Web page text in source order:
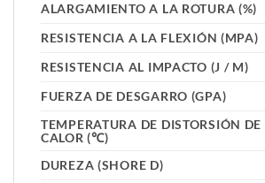
ALARGAMIENTO A LA ROTURA (%)
RESISTENCIA A LA FLEXIÓN (MPA)
RESISTENCIA AL IMPACTO (J / M)
FUERZA DE DESGARRO (GPA)
TEMPERATURA DE DISTORSIÓN DE
CALOR (℃)
DUREZA (SHORE D)